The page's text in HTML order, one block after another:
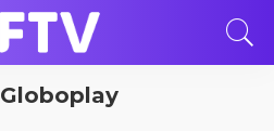
Globoplay